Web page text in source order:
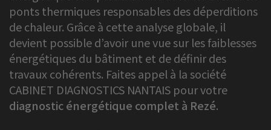
ponts thermiques responsables des déperditions
de chaleur. Grâce à cette analyse globale, il
devient possible d’avoir une vue sur les faiblesses
énergétiques du bâtiment et de définir des
travaux cohérents. Faites appel à la société
CABINET DIAGNOSTICS NANTAIS pour votre
diagnostic énergétique complet à Rezé.